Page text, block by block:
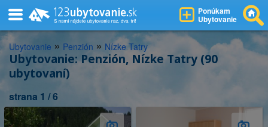
Ponúkam
Ubytovanie
Ubytovanie » Penzión » Nízke Tatry
Ubytovanie: Penzión, Nízke Tatry (90
ubytovaní)
strana 1 / 6